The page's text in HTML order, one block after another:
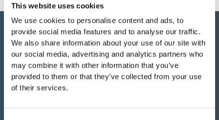
This website uses cookies
We use cookies to personalise content and ads, to
provide social media features and to analyse our traffic.
We also share information about your use of our site with
our social media, advertising and analytics partners who
may combine it with other information that you’ve
provided to them or that they’ve collected from your use
of their services.
Vi har så mycket vi skulle vilja berätta om detta både
stora och lilla företag i Ulefoss, Norge. Ett familjeföretag
parkmöbler m.m. i Norden. Tillväxten beror faktiskt mest